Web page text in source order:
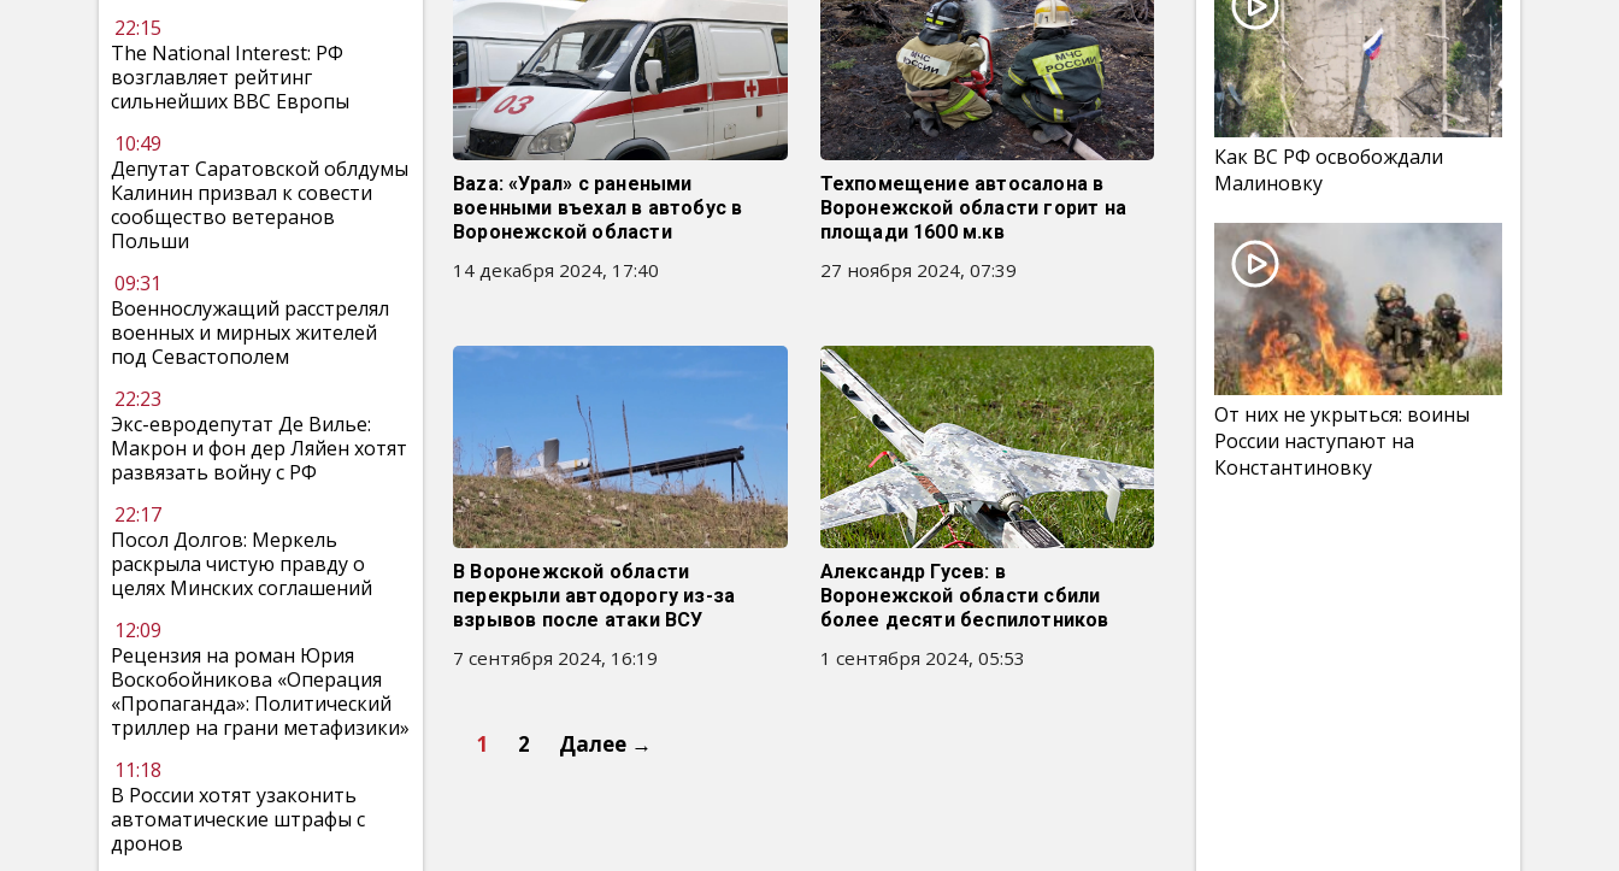
22:15
The National Interest: РФ
возглавляет рейтинг
сильнейших ВВС Европы
10:49
Депутат Саратовской облдумы
Калинин призвал к совести
сообщество ветеранов
Польши
09:31
Военнослужащий расстрелял
военных и мирных жителей
под Севастополем
22:23
Экс-евродепутат Де Вилье:
Макрон и фон дер Ляйен хотят
развязать войну с РФ
22:17
Посол Долгов: Меркель
раскрыла чистую правду о
целях Минских соглашений
12:09
Рецензия на роман Юрия
Воскобойникова «Операция
«Пропаганда»: Политический
триллер на грани метафизики»
11:18
В России хотят узаконить
автоматические штрафы с
дронов
Baza: «Урал» с ранеными
военными въехал в автобус в
Воронежской области
14 декабря 2024, 17:40
Техпомещение автосалона в
Воронежской области горит на
площади 1600 м.кв
27 ноября 2024, 07:39
В Воронежской области
перекрыли автодорогу из-за
взрывов после атаки ВСУ
7 сентября 2024, 16:19
Александр Гусев: в
Воронежской области сбили
более десяти беспилотников
1 сентября 2024, 05:53
1 2 Далее →
Как ВС РФ освобождали
Малиновку
От них не укрыться: воины
России наступают на
Константиновку